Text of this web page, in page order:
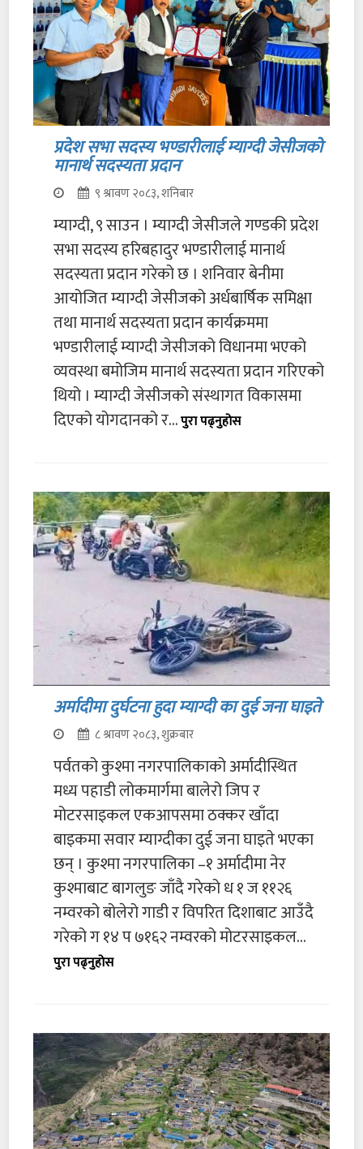
प्रदेश सभा सदस्य भण्डारीलाई म्याग्दी जेसीजको
मानार्थ सदस्यता प्रदान
९ श्रावण २०८३, शनिबार
म्याग्दी, ९ साउन । म्याग्दी जेसीजले गण्डकी प्रदेश
सभा सदस्य हरिबहादुर भण्डारीलाई मानार्थ
सदस्यता प्रदान गरेको छ । शनिवार बेनीमा
आयोजित म्याग्दी जेसीजको अर्धबार्षिक समिक्षा
तथा मानार्थ सदस्यता प्रदान कार्यक्रममा
भण्डारीलाई म्याग्दी जेसीजको विधानमा भएको
व्यवस्था बमोजिम मानार्थ सदस्यता प्रदान गरिएको
थियो । म्याग्दी जेसीजको संस्थागत विकासमा
दिएको योगदानको र...पुरा पढ्नुहोस
अर्मादीमा दुर्घटना हुदा म्याग्दी का दुई जना घाइते
८ श्रावण २०८३, शुक्रबार
पर्वतको कुश्मा नगरपालिकाको अर्मादीस्थित
मध्य पहाडी लोकमार्गमा बालेरो जिप र
मोटरसाइकल एकआपसमा ठक्कर खाँदा
बाइकमा सवार म्याग्दीका दुई जना घाइते भएका
छन् । कुश्मा नगरपालिका –१ अर्मादीमा नेर
कुश्माबाट बागलुङ जाँदै गरेको ध १ ज ११२६
नम्वरको बोलेरो गाडी र विपरित दिशाबाट आउँदै
गरेको ग १४ प ७१६२ नम्वरको मोटरसाइकल...
पुरा पढ्नुहोस